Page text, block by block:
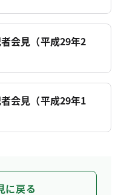
会見（平成29年2
会見（平成29年1
に戻る